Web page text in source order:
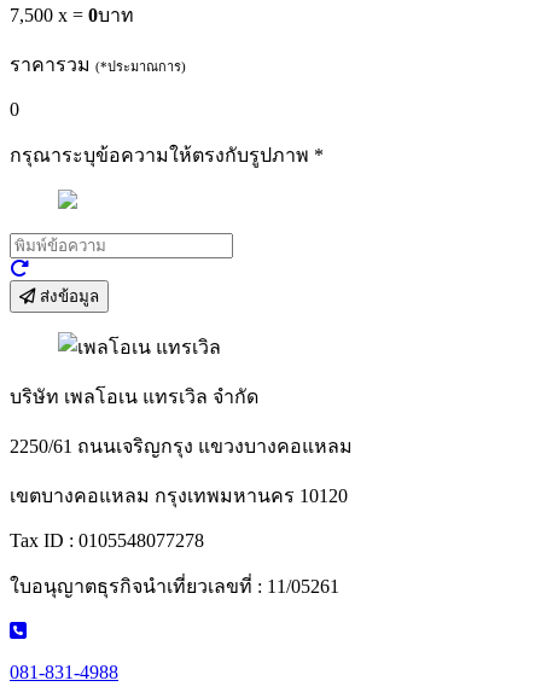
7,500 x = 0บาท
ราคารวม (*ประมาณการ)
0
กรุณาระบุข้อความให้ตรงกับรูปภาพ *
ส่งข้อมูล
บริษัท เพลโอเน แทรเวิล จำกัด
2250/61 ถนนเจริญกรุง แขวงบางคอแหลม
เขตบางคอแหลม กรุงเทพมหานคร 10120
Tax ID : 0105548077278
ใบอนุญาตธุรกิจนำเที่ยวเลขที่ : 11/05261
081-831-4988